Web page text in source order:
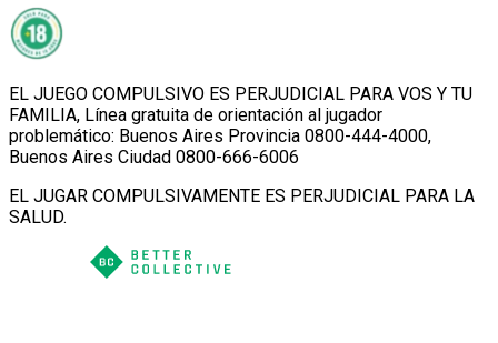
EL JUEGO COMPULSIVO ES PERJUDICIAL PARA VOS Y TU
FAMILIA, Línea gratuita de orientación al jugador
problemático: Buenos Aires Provincia 0800-444-4000,
Buenos Aires Ciudad 0800-666-6006
EL JUGAR COMPULSIVAMENTE ES PERJUDICIAL PARA LA
SALUD.